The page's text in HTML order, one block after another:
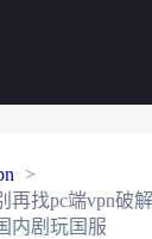
再找pc端vpn破
内剧玩国服